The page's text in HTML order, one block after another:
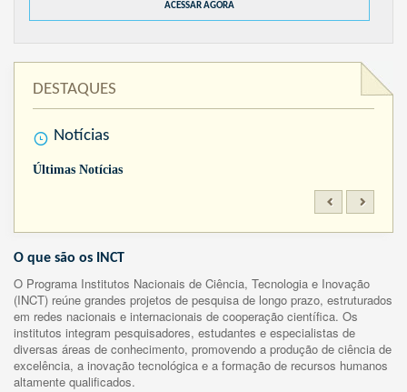
ACESSAR AGORA
DESTAQUES
Notícias
Últimas Notícias
O que são os INCT
O Programa Institutos Nacionais de Ciência, Tecnologia e Inovação
(INCT) reúne grandes projetos de pesquisa de longo prazo, estruturados
em redes nacionais e internacionais de cooperação científica. Os
institutos integram pesquisadores, estudantes e especialistas de
diversas áreas de conhecimento, promovendo a produção de ciência de
excelência, a inovação tecnológica e a formação de recursos humanos
altamente qualificados.